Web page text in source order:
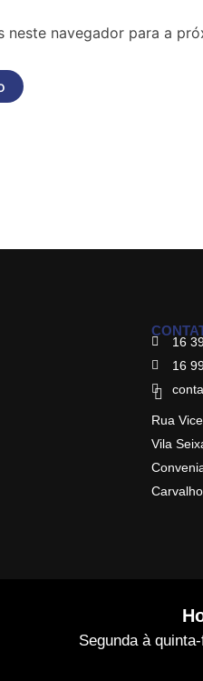
neste navegador para a
16
16
Rua
Vila
Segunda à